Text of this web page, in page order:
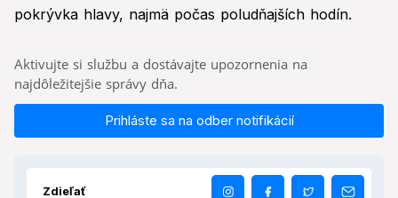
pokrývka hlavy, najmä počas poludňajších hodín.
Aktivujte si službu a dostávajte upozornenia na
najdôležitejšie správy dňa.
Prihláste sa na odber notifikácií
Zdieľať